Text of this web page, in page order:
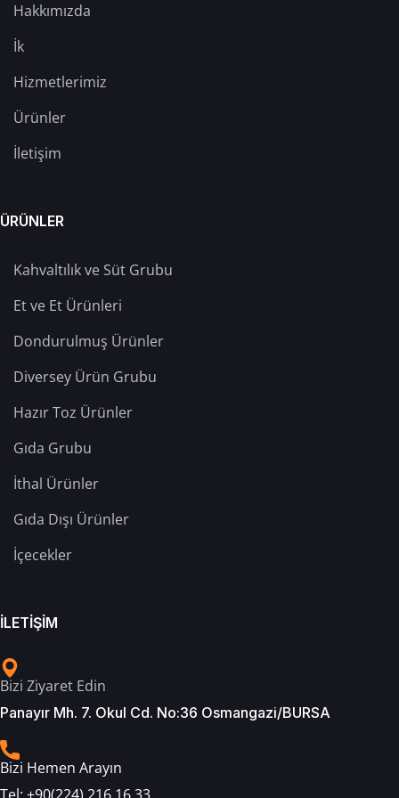
Hakkımızda
İk
Hizmetlerimiz
Ürünler
İletişim
ÜRÜNLER
Kahvaltılık ve Süt Grubu
Et ve Et Ürünleri
Dondurulmuş Ürünler
Diversey Ürün Grubu
Hazır Toz Ürünler
Gıda Grubu
İthal Ürünler
Gıda Dışı Ürünler
İçecekler
İLETİŞİM
Bizi Ziyaret Edin
Panayır Mh. 7. Okul Cd. No:36 Osmangazi/BURSA
Bizi Hemen Arayın